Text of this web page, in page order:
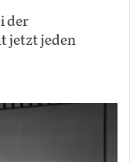
der
jetzt jeden